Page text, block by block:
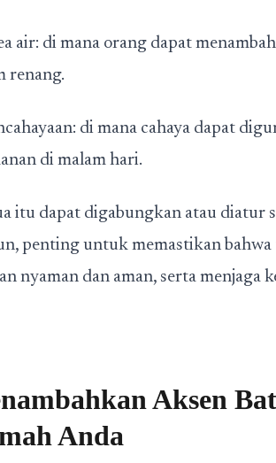
air: di mana orang dapat
renang.
di mana cahaya dapat
di malam hari.
itu dapat digabungkan atau diatur
penting untuk memastikan
nyaman dan aman, serta menjaga
Aksen
Anda